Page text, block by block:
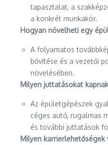
tapasztalat, a
a konkrét munkakör.
Hogyan növelheti egy
A folyamatos
bővítése és a vezetői
növelésében.
Milyen juttatásokat
Az épületgépészek
céges autó, rugalmas
és további juttatások
Milyen